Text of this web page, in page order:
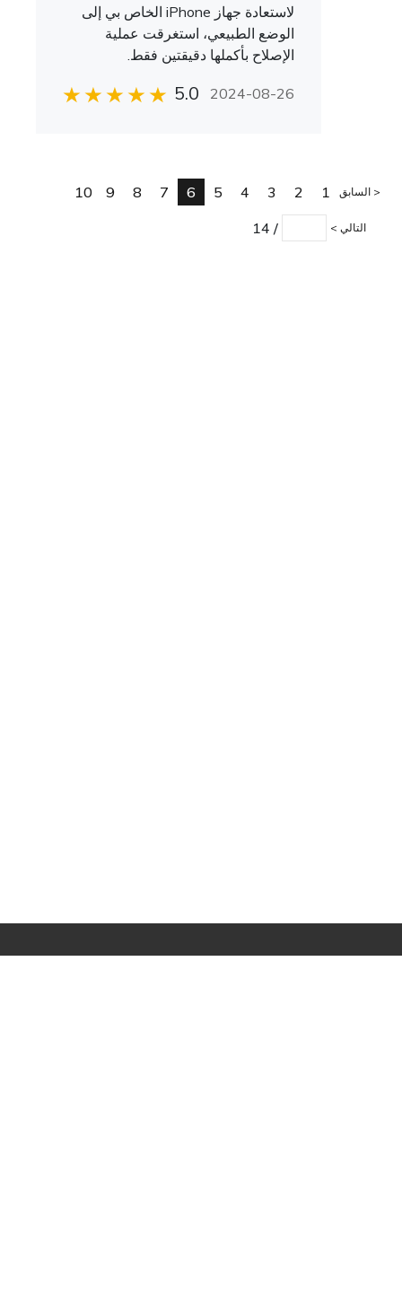
لاستعادة جهاز iPhone الخاص بي إلى
الوضع الطبيعي، استغرقت عملية
الإصلاح بأكملها دقيقتين فقط.
5.0 2024-08-26
السابق 1
2
3
4
5
6
7
8
9
10
التالي /
14